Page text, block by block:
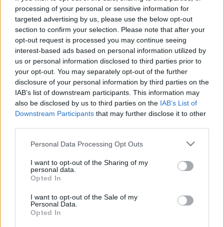
processing of your personal or sensitive information for
targeted advertising by us, please use the below opt-out
section to confirm your selection. Please note that after your
opt-out request is processed you may continue seeing
interest-based ads based on personal information utilized by
us or personal information disclosed to third parties prior to
your opt-out. You may separately opt-out of the further
disclosure of your personal information by third parties on the
IAB’s list of downstream participants. This information may
also be disclosed by us to third parties on the IAB’s List of
Downstream Participants that may further disclose it to other
Please note that this website/app uses one or more Google
not limited to your visit or usage behaviour. You may click to
grant or deny consent to Google and its third-party tags to
use your data for below specified purposes in below Google
consent section.
Personal Data Processing Opt Outs
I want to opt-out of the Sharing of my
personal data.
Opted In
I want to opt-out of the Sale of my
Personal Data.
Opted In
Nemrég került fel a hazai tűzoltóportálra a hír, hogy
egy macska csodával határos módon túlélte a
motortérben való utazást. Az autó tulajdonosa a
benzinkúton hallott furcsa nyávogást az autójából,
majd a kutas ötletére (!) belenéztek a motorházba,
ahol egy macskát…